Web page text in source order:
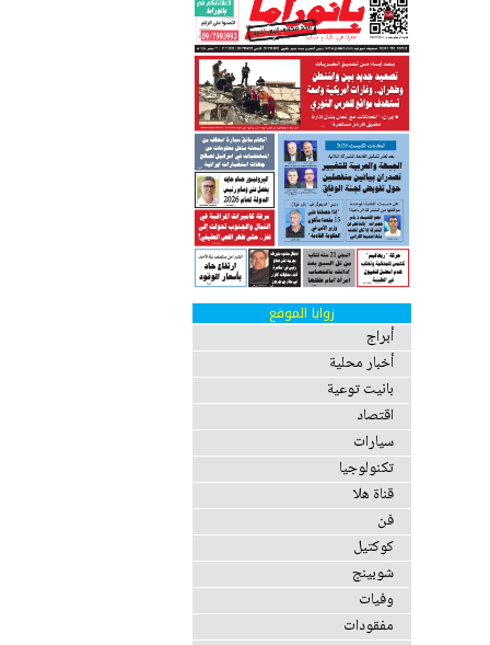
زوايا الموقع
أبراج
أخبار محلية
بانيت توعية
اقتصاد
سيارات
تكنولوجيا
قناة هلا
فن
كوكتيل
شوبينج
وفيات
مفقودات